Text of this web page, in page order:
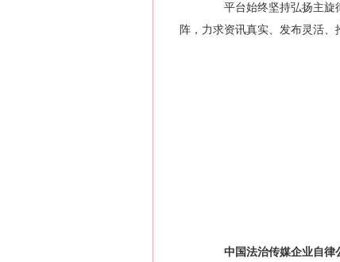
平台始终坚持弘扬主旋律
阵，力求资讯真实、发布灵活
中国法治传媒企业自律